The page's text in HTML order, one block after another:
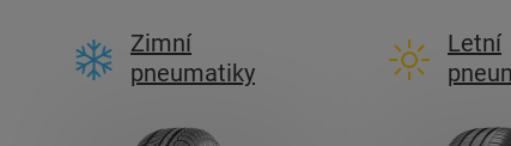
Zimní
pneumatiky
Letní